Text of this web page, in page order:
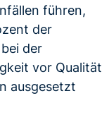
führen,
der
der
vor Qualität
ausgesetzt